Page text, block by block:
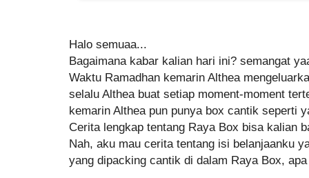
Halo semuaa...
Bagaimana kabar kalian hari ini? semangat
Waktu Ramadhan kemarin Althea
selalu Althea buat setiap moment-moment
kemarin Althea pun punya box cantik seperti
Cerita lengkap tentang Raya Box bisa kalian
Nah, aku mau cerita tentang isi belanjaanku
yang dipacking cantik di dalam Raya Box,